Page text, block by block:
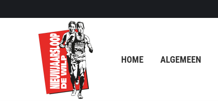
HOME ALGEMEEN
HOME ALGEMEEN HISTORIE